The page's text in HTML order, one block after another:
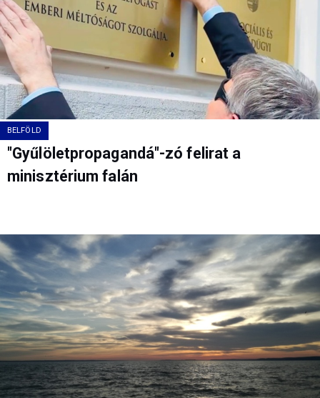
BELFÖLD
"Gyűlöletpropagandá"-zó felirat a
minisztérium falán